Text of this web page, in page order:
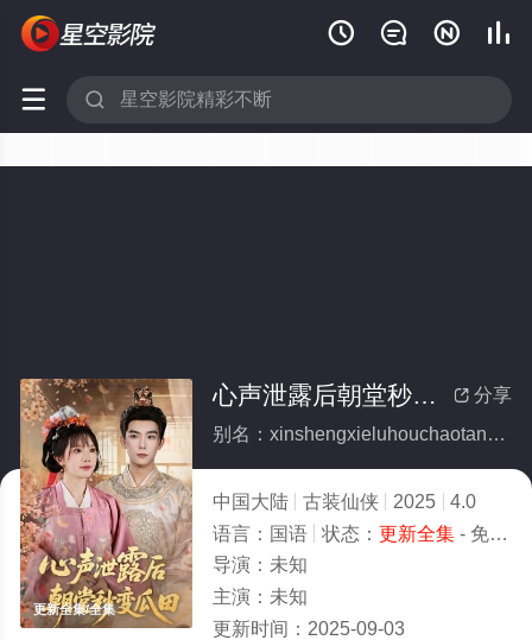
   
 
更新全集/全集
 分享
心声泄露后朝堂秒变瓜田(全集)
别名：xinshengxieluhouchaotangmiaobianguatian
中国大陆 古装仙侠 2025
4.0
语言： 国语 状态： 更新全集- 免费在线观看
导演： 未知
主演： 未知
更新时间： 2025-09-03